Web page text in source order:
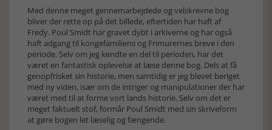
Med denne meget gennemarbejdede og velskrevne bog
bliver der rette op på det billede, eftertiden har haft af
Fredy. Poul Smidt har gravet dybt i arkiverne og har også
haft adgang til kongefamiliens og Frimurernes breve i den
periode. Selv om jeg kendte en del til perioden, har det
været en fantastisk oplevelse at læse denne bog. Dels at få
genopfrisket sin historie, men samtidig er jeg blevet beriget
med ny viden, især om de intriger og manipulationer der har
været med til at forme vort lands historie. Selv om det er
meget faktuelt stof, formår Poul Smidt med sin skriveform
at gøre bogen let læselig og fængende.